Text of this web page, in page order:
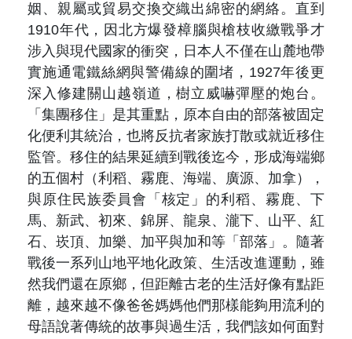
姻、親屬或貿易交換交織出綿密的網絡。直到
1910年代，因北方爆發樟腦與槍枝收繳戰爭才
涉入與現代國家的衝突，日本人不僅在山麓地帶
實施通電鐵絲網與警備線的圍堵， 1927年後更
深入修建關山越嶺道，樹立威嚇彈壓的炮台。
「集團移住」是其重點，原本自由的部落被固定
化便利其統治，也將反抗者家族打散或就近移住
監管。移住的結果延續到戰後迄今，形成海端鄉
的五個村（利稻、霧鹿、海端、廣源、加拿），
與原住民族委員會「核定」的利稻、霧鹿、下
馬、新武、初來、錦屏、龍泉、瀧下、山平、紅
石、崁頂、加樂、加平與加和等「部落」。隨著
戰後一系列山地平地化政策、生活改進運動，雖
然我們還在原鄉，但距離古老的生活好像有點距
離，越來越不像爸爸媽媽他們那樣能夠用流利的
母語說著傳統的故事與過生活，我們該如何面對